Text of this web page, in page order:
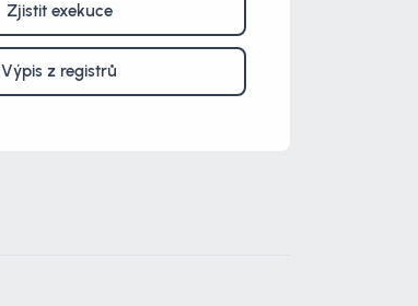
Zjistit exekuce
Výpis z registrů